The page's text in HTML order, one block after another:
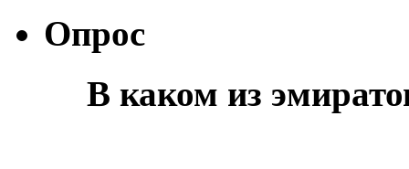
Опрос
В каком из